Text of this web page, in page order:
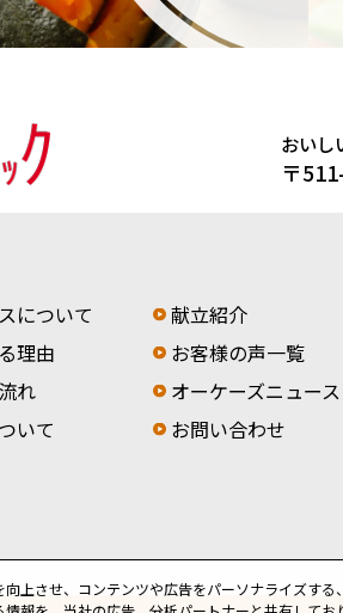
おいし
〒
について
理由
れ
いて
献立紹介
お客様の声一覧
オーケーズニュース
お問い合わせ
上させ、コンテンツや広告をパーソナライズす